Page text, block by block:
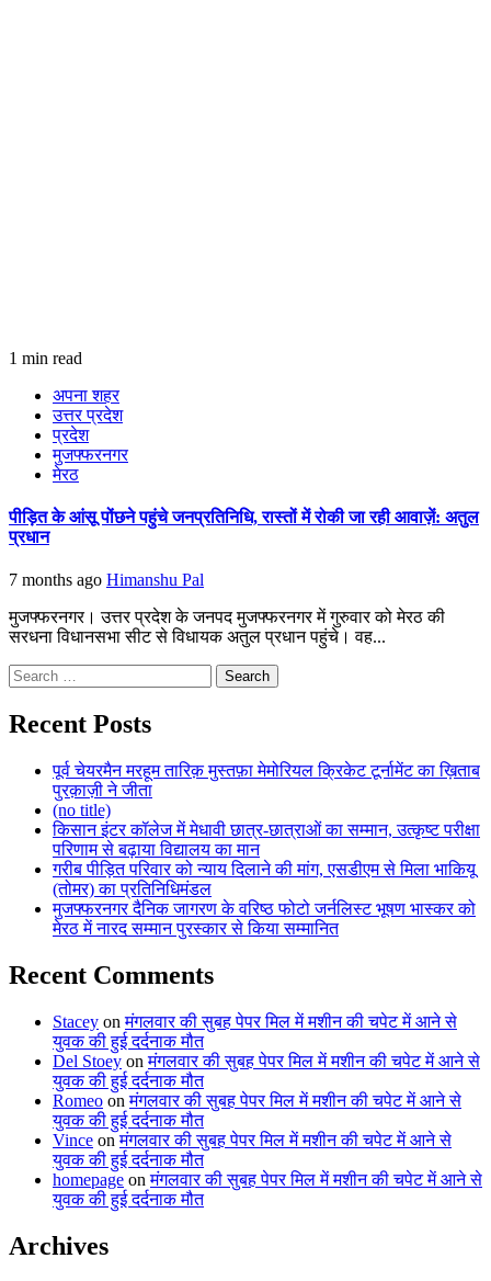
1 min read
अपना शहर
उत्तर प्रदेश
प्रदेश
मुजफ्फरनगर
मेरठ
पीड़ित के आंसू पोंछने पहुंचे जनप्रतिनिधि, रास्तों में रोकी जा रही आवाज़ें: अतुल
प्रधान
7 months ago Himanshu Pal
मुजफ्फरनगर। उत्तर प्रदेश के जनपद मुजफ्फरनगर में गुरुवार को मेरठ की
सरधना विधानसभा सीट से विधायक अतुल प्रधान पहुंचे। वह...
Search
for:
Recent Posts
पूर्व चेयरमैन मरहूम तारिक़ मुस्तफ़ा मेमोरियल क्रिकेट टूर्नामेंट का ख़िताब
पुरक़ाज़ी ने जीता
(no title)
किसान इंटर कॉलेज में मेधावी छात्र-छात्राओं का सम्मान, उत्कृष्ट परीक्षा
परिणाम से बढ़ाया विद्यालय का मान
गरीब पीड़ित परिवार को न्याय दिलाने की मांग, एसडीएम से मिला भाकियू
(तोमर) का प्रतिनिधिमंडल
मुजफ्फरनगर दैनिक जागरण के वरिष्ठ फोटो जर्नलिस्ट भूषण भास्कर को
मेरठ में नारद सम्मान पुरस्कार से किया सम्मानित
Recent Comments
Stacey onमंगलवार की सुबह पेपर मिल में मशीन की चपेट में आने से
युवक की हुई दर्दनाक मौत
Del Stoey onमंगलवार की सुबह पेपर मिल में मशीन की चपेट में आने से
युवक की हुई दर्दनाक मौत
Romeo onमंगलवार की सुबह पेपर मिल में मशीन की चपेट में आने से
युवक की हुई दर्दनाक मौत
Vince onमंगलवार की सुबह पेपर मिल में मशीन की चपेट में आने से
युवक की हुई दर्दनाक मौत
homepage onमंगलवार की सुबह पेपर मिल में मशीन की चपेट में आने से
युवक की हुई दर्दनाक मौत
Archives